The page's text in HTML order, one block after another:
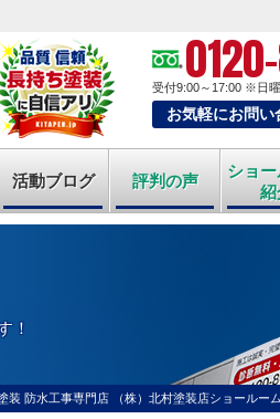
受付9:00～17:00 ※日
お気軽にお問い
活動ブログ 評判の声
ショ
紹
！
装 防水工事専門店 （株）北村塗装店ショールーム